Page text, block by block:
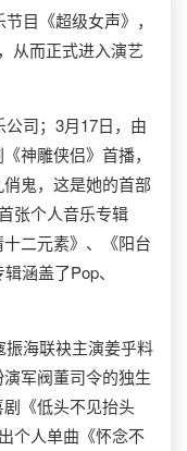
目《超级女声》，
从而正式进入演艺
司；3月17日，由
神雕侠侣》首播，
鬼，这是她的首部
张个人音乐专辑
二元素》、《阳台
涵盖了Pop、
海联袂主演姜乎料
军阀董司令的独生
《低头不见抬头
个人单曲《怀念不